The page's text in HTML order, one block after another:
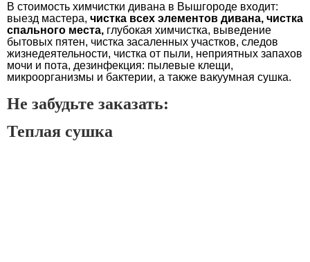
В стоимость химчистки дивана в Вышгороде входит:
выезд мастера, чистка всех элементов дивана, чистка
спального места, глубокая химчистка, выведение
бытовых пятен, чистка засаленных участков, следов
жизнедеятельности, чистка от пыли, неприятных запахов
мочи и пота, дезинфекция: пылевые клещи,
микроорганизмы и бактерии, а также вакуумная сушка.
Не забудьте заказать:
Теплая сушка